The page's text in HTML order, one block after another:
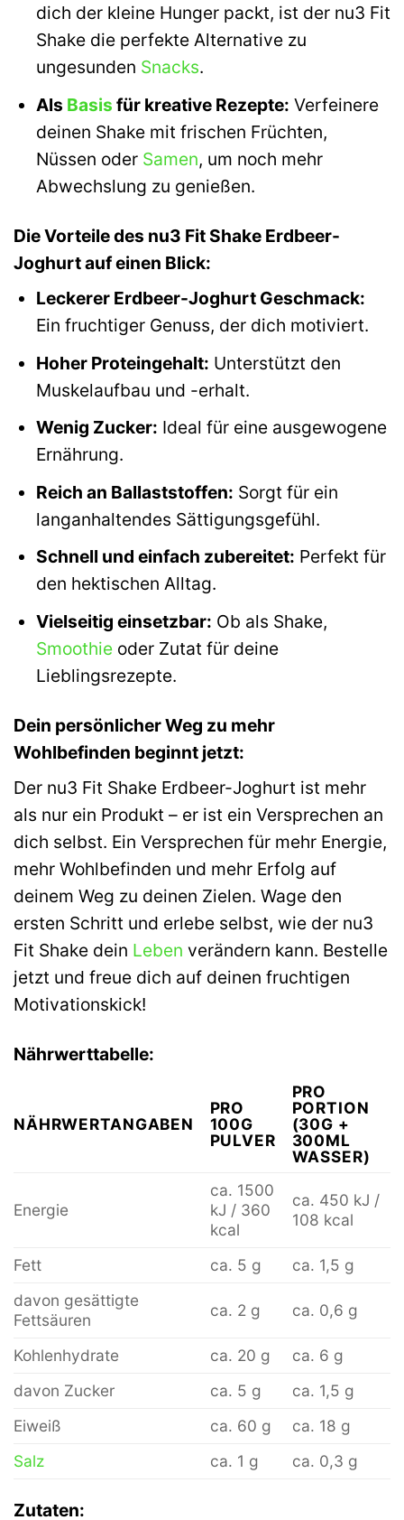
dich der kleine Hunger packt, ist der nu3 Fit
Shake die perfekte Alternative zu
ungesunden Snacks.
Als Basis für kreative Rezepte: Verfeinere
deinen Shake mit frischen Früchten,
Nüssen oder Samen, um noch mehr
Abwechslung zu genießen.
Die Vorteile des nu3 Fit Shake Erdbeer-
Joghurt auf einen Blick:
Leckerer Erdbeer-Joghurt Geschmack:
Ein fruchtiger Genuss, der dich motiviert.
Hoher Proteingehalt: Unterstützt den
Muskelaufbau und -erhalt.
Wenig Zucker: Ideal für eine ausgewogene
Ernährung.
Reich an Ballaststoffen: Sorgt für ein
langanhaltendes Sättigungsgefühl.
Schnell und einfach zubereitet: Perfekt für
den hektischen Alltag.
Vielseitig einsetzbar: Ob als Shake,
Smoothieoder Zutat für deine
Lieblingsrezepte.
Dein persönlicher Weg zu mehr
Wohlbefinden beginnt jetzt:
Der nu3 Fit Shake Erdbeer-Joghurt ist mehr
als nur ein Produkt – er ist ein Versprechen an
dich selbst. Ein Versprechen für mehr Energie,
mehr Wohlbefinden und mehr Erfolg auf
deinem Weg zu deinen Zielen. Wage den
ersten Schritt und erlebe selbst, wie der nu3
Fit Shake dein Leben verändern kann. Bestelle
jetzt und freue dich auf deinen fruchtigen
Motivationskick!
Nährwerttabelle:
NÄHRWERTANGABEN
PRO
100G
PULVER
PRO
PORTION
(30G +
300ML
WASSER)
Energie
ca. 1500
kJ / 360
kcal
ca. 450 kJ /
108 kcal
Fett ca. 5 g
ca. 1,5 g
davon gesättigte
Fettsäuren
ca. 2 g ca. 0,6 g
Kohlenhydrate ca. 20 g
ca. 6 g
davon Zucker
ca. 5 g
ca. 1,5 g
Eiweiß
ca. 60 g
ca. 18 g
Salz
ca. 1 g ca. 0,3 g
Zutaten: